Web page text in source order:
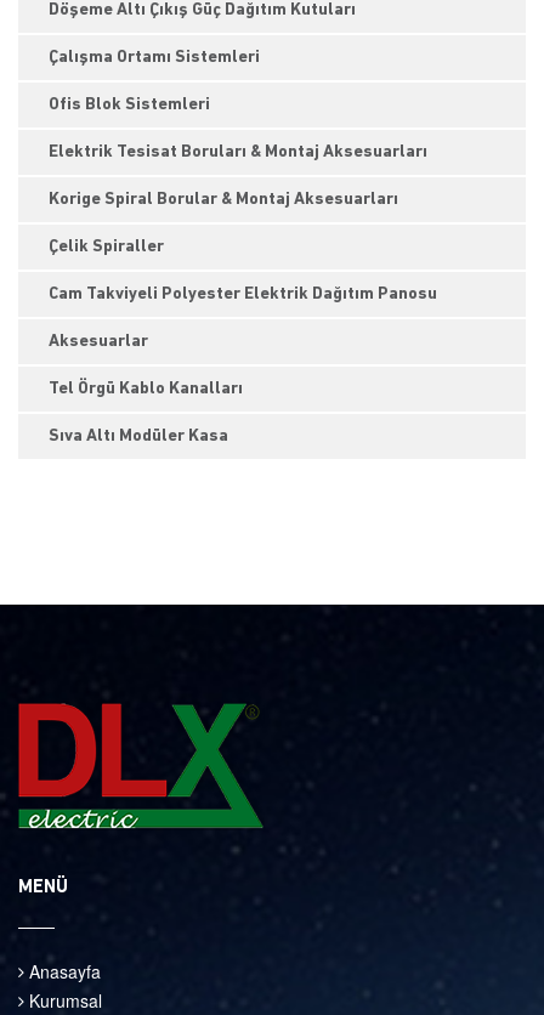
Döşeme Altı Çıkış Güç Dağıtım Kutuları
Çalışma Ortamı Sistemleri
Ofis Blok Sistemleri
Elektrik Tesisat Boruları & Montaj Aksesuarları
Korige Spiral Borular & Montaj Aksesuarları
Çelik Spiraller
Cam Takviyeli Polyester Elektrik Dağıtım Panosu
Aksesuarlar
Tel Örgü Kablo Kanalları
Sıva Altı Modüler Kasa
MENÜ
Anasayfa
Kurumsal